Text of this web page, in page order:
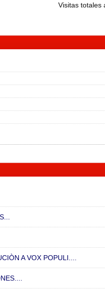
Visitas totales
A VOX POPULI....